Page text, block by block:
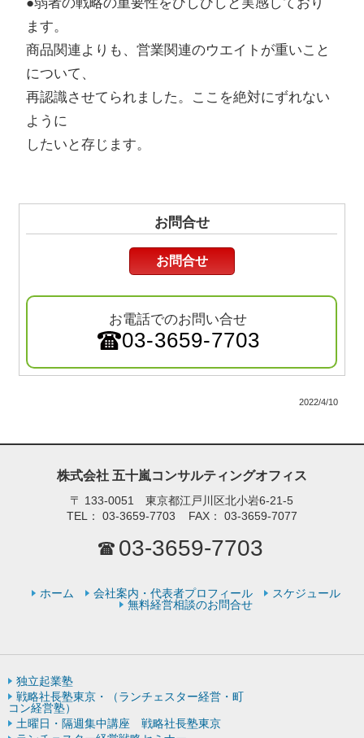
ます。
商品関連よりも、営業関連のウエイトが重いこと
について、
再認識させてられました。ここを絶対にずれない
ように
したいと存じます。
お問合せ
お問合せ
お電話でのお問い合せ
03-3659-7703
2022/4/10
株式会社 五十嵐コンサルティングオフィス
〒 133-0051 東京都江戸川区北小岩6-21-5
TEL：
03-3659-7703 FAX： 03-3659-7077
03-3659-7703
ホーム 会社案内・代表者プロフィール
スケジュール
無料経営相談のお問合せ
独立起業塾
戦略社長塾東京・（ランチェスター経営・町
コン経営塾）
土曜日・隔週集中講座 戦略社長塾東京